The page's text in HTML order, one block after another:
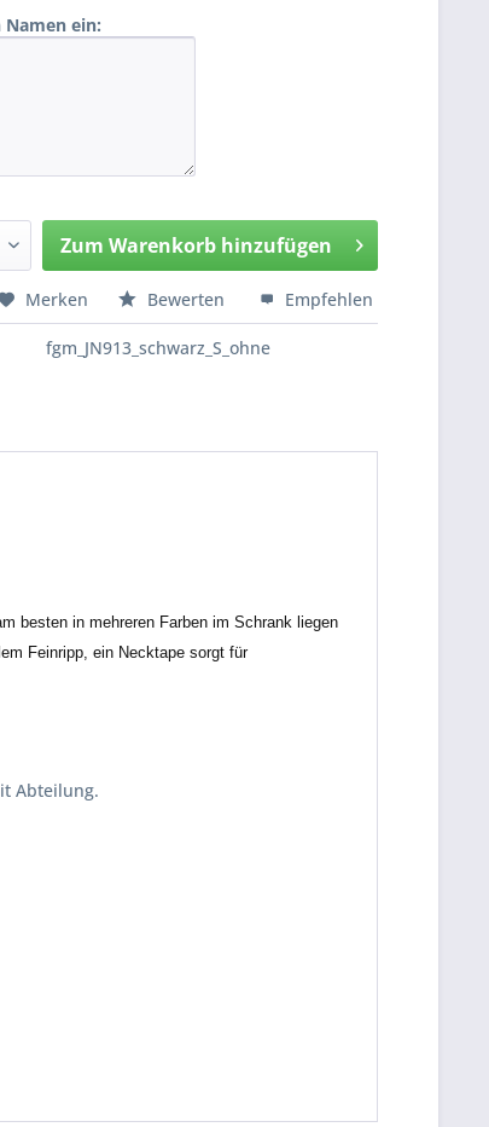
Namen ein:
Zum Warenkorb hinzufügen
Hinzugefügt
Merken Bewerten Empfehlen
fgm_JN913_schwarz_S_ohne
besten in mehreren Farben im Schrank liegen
Feinripp, ein Necktape sorgt für
Abteilung.